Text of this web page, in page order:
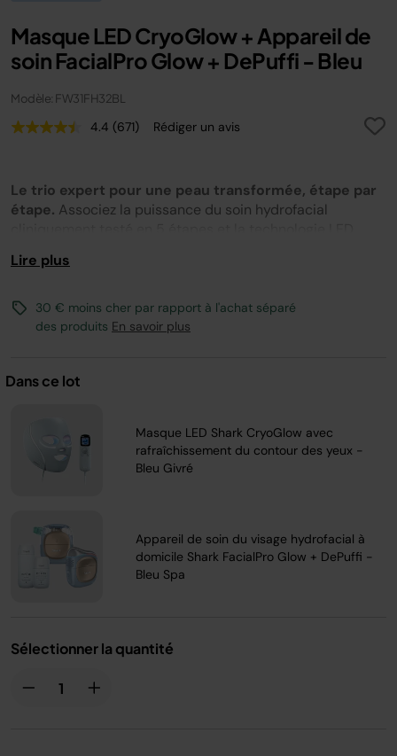
Masque LED CryoGlow + Appareil de
soin FacialPro Glow + DePuffi - Bleu
Modèle: FW31FH32BL
4.4 Lire
sur
la
même
(671) Rédiger un avis
Le trio expert pour une peau transformée, étape par
étape. Associez la puissance du soin hydrofacial
complet à domicile.
Ouvrez vos pores grâce à la chaleur du Depuffi, nettoyez
en profondeur, désobstruez les pores et boostez
d'onde et le rafraîchissement contour des yeux révéler
Des résultats visibles dès la première utilisation.
Lire plus
30 € moins cher par rapport à l'achat séparé
des produits En savoir plus
Dans ce lot
Masque LED Shark CryoGlow avec
rafraîchissement du contour des yeux -
Bleu Givré
Appareil de soin du visage hydrofacial à
domicile Shark FacialPro Glow + DePuffi -
Bleu Spa
Sélectionner la quantité